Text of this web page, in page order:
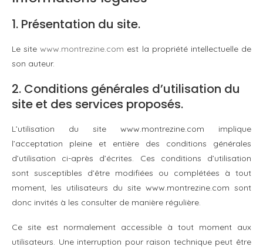
1. Présentation du site.
Le sitewww.montrezine.com est la propriété intellectuelle de
son auteur.
2. Conditions générales d’utilisation du
site et des services proposés.
L’utilisation du site www.montrezine.com implique
l’acceptation pleine et entière des conditions générales
d’utilisation ci-après d’écrites. Ces conditions d’utilisation
sont susceptibles d’être modifiées ou complétées à tout
moment, les utilisateurs du site www.montrezine.com sont
donc invités à les consulter de manière régulière.
Ce site est normalement accessible à tout moment aux
utilisateurs. Une interruption pour raison technique peut être